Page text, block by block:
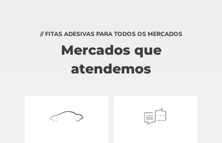
// FITAS ADESIVAS PARA TODOS OS MERCADOS
Mercados que
atendemos